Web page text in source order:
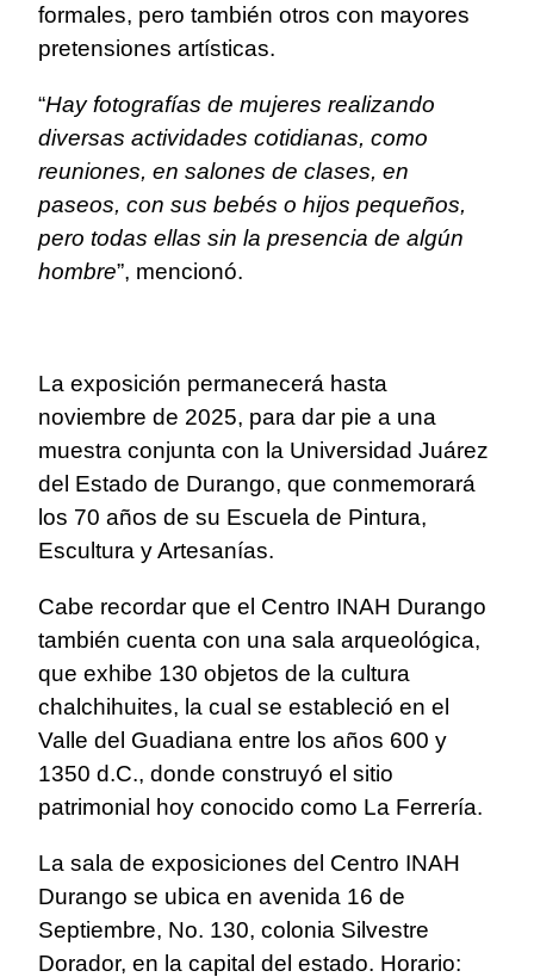
formales, pero también otros con mayores
pretensiones artísticas.
“Hay fotografías de mujeres realizando
diversas actividades cotidianas, como
reuniones, en salones de clases, en
paseos, con sus bebés o hijos pequeños,
pero todas ellas sin la presencia de algún
hombre”, mencionó.
La exposición permanecerá hasta
noviembre de 2025, para dar pie a una
muestra conjunta con la Universidad Juárez
del Estado de Durango, que conmemorará
los 70 años de su Escuela de Pintura,
Escultura y Artesanías.
Cabe recordar que el Centro INAH Durango
también cuenta con una sala arqueológica,
que exhibe 130 objetos de la cultura
chalchihuites, la cual se estableció en el
Valle del Guadiana entre los años 600 y
1350 d.C., donde construyó el sitio
patrimonial hoy conocido como La Ferrería.
La sala de exposiciones del Centro INAH
Durango se ubica en avenida 16 de
Septiembre, No. 130, colonia Silvestre
Dorador, en la capital del estado. Horario: